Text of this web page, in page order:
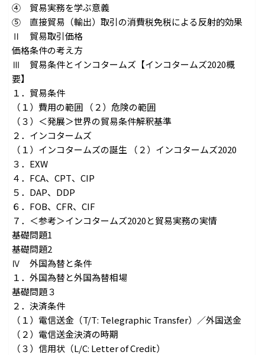
④ 貿易実務を学ぶ意義
⑤ 直接貿易（輸出）取引の消費税免税による反射的効果
Ⅱ 貿易取引価格
価格条件の考え方
Ⅲ 貿易条件とインコタームズ【インコタームズ2020概
要】
１．貿易条件
（１）費用の範囲 （２）危険の範囲
（３）＜発展＞世界の貿易条件解釈基準
２．インコタームズ
（１）インコタームズの誕生 （２）インコタームズ2020
３．EXW
４．FCA、CPT、CIP
５．DAP、DDP
６．FOB、CFR、CIF
７．＜参考＞インコタームズ2020と貿易実務の実情
基礎問題1
基礎問題2
Ⅳ 外国為替と条件
１．外国為替と外国為替相場
基礎問題３
２．決済条件
（１）電信送金（T/T: Telegraphic Transfer）／外国送金
（２）電信送金決済の時期
（３）信用状（L/C: Letter of Credit）